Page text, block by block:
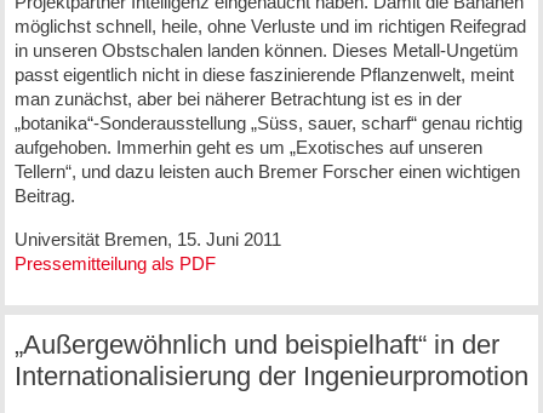
möglichst schnell, heile, ohne Verluste und im richtigen Reifegrad
in unseren Obstschalen landen können. Dieses Metall-Ungetüm
passt eigentlich nicht in diese faszinierende Pflanzenwelt, meint
man zunächst, aber bei näherer Betrachtung ist es in der
„botanika“-Sonderausstellung „Süss, sauer, scharf“ genau richtig
aufgehoben. Immerhin geht es um „Exotisches auf unseren
Tellern“, und dazu leisten auch Bremer Forscher einen wichtigen
Beitrag.
Universität Bremen, 15. Juni 2011
Pressemitteilung als PDF
„Außergewöhnlich und beispielhaft“ in der
Internationalisierung der Ingenieurpromotion